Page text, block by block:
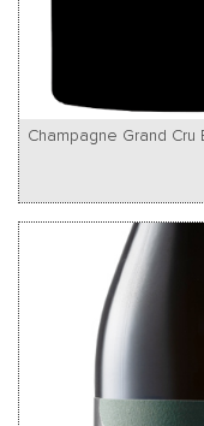
Champagne Grand Cru